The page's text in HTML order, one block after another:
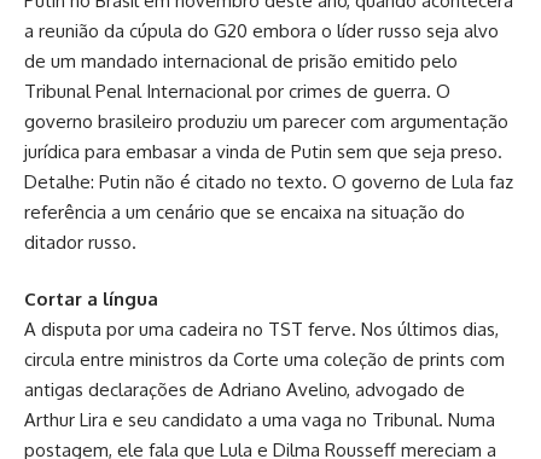
a reunião da cúpula do G20 embora o líder russo seja alvo
de um mandado internacional de prisão emitido pelo
Tribunal Penal Internacional por crimes de guerra. O
governo brasileiro produziu um parecer com argumentação
jurídica para embasar a vinda de Putin sem que seja preso.
Detalhe: Putin não é citado no texto. O governo de Lula faz
referência a um cenário que se encaixa na situação do
ditador russo.
Cortar a língua
A disputa por uma cadeira no TST ferve. Nos últimos dias,
circula entre ministros da Corte uma coleção de prints com
antigas declarações de Adriano Avelino, advogado de
Arthur Lira e seu candidato a uma vaga no Tribunal. Numa
postagem, ele fala que Lula e Dilma Rousseff mereciam a